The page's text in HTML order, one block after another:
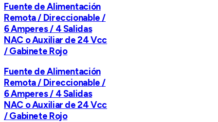
Fuente de Alimentación
Remota / Direccionable /
6 Amperes / 4 Salidas
NAC o Auxiliar de 24 Vcc
/ Gabinete Rojo
Fuente de Alimentación
Remota / Direccionable /
6 Amperes / 4 Salidas
NAC o Auxiliar de 24 Vcc
/ Gabinete Rojo